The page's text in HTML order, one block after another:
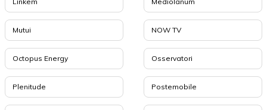
Mutui NOW TV
Octopus Energy Osservatori
Plenitude Postemobile